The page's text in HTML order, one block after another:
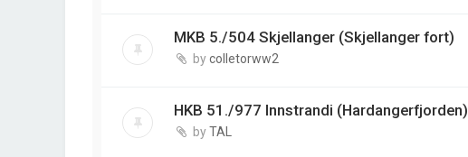
MKB 5./504 Skjellanger (Skjellanger fort)
bycolletorww2
HKB 51./977 Innstrandi (Hardangerfjorden)
byTAL